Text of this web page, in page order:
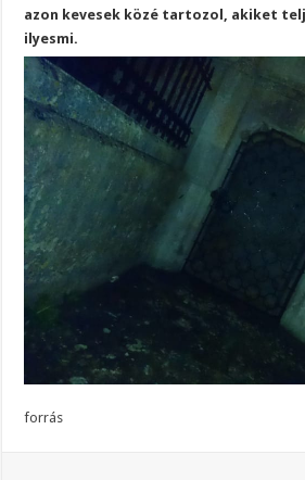
azon kevesek közé tartozol, akiket
ilyesmi.
forrás